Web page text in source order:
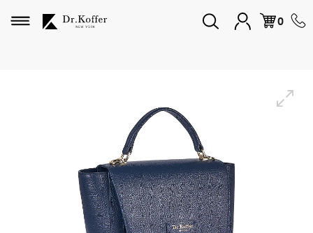
0
Избранное
Мужская коллекция
Женская коллекция
Подарки и сувениры